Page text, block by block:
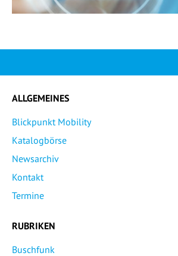
ALLGEMEINES
Blickpunkt Mobility
Katalogbörse
Newsarchiv
Kontakt
Termine
RUBRIKEN
Buschfunk